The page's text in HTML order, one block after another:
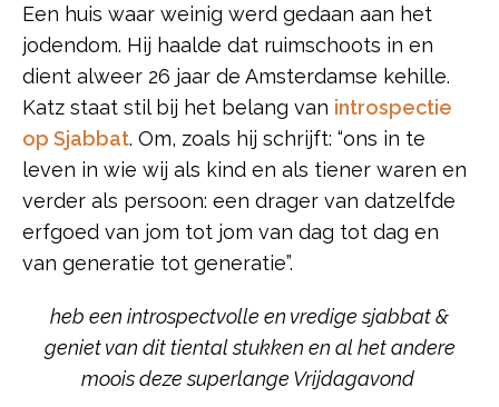
Een huis waar weinig werd gedaan aan het
jodendom. Hij haalde dat ruimschoots in en
dient alweer 26 jaar de Amsterdamse kehille.
Katz staat stil bij het belang van introspectie
op Sjabbat. Om, zoals hij schrijft: “ons in te
leven in wie wij als kind en als tiener waren en
verder als persoon: een drager van datzelfde
erfgoed van jom tot jom van dag tot dag en
van generatie tot generatie”.
heb een introspectvolle en vredige sjabbat &
geniet van dit tiental stukken en al het andere
moois deze superlange Vrijdagavond